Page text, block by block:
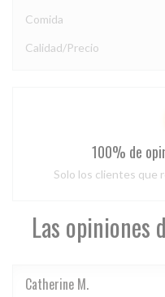
Las opiniones
Catherine M
Comida
Calidad/Precio
100% de
Solo los clientes que